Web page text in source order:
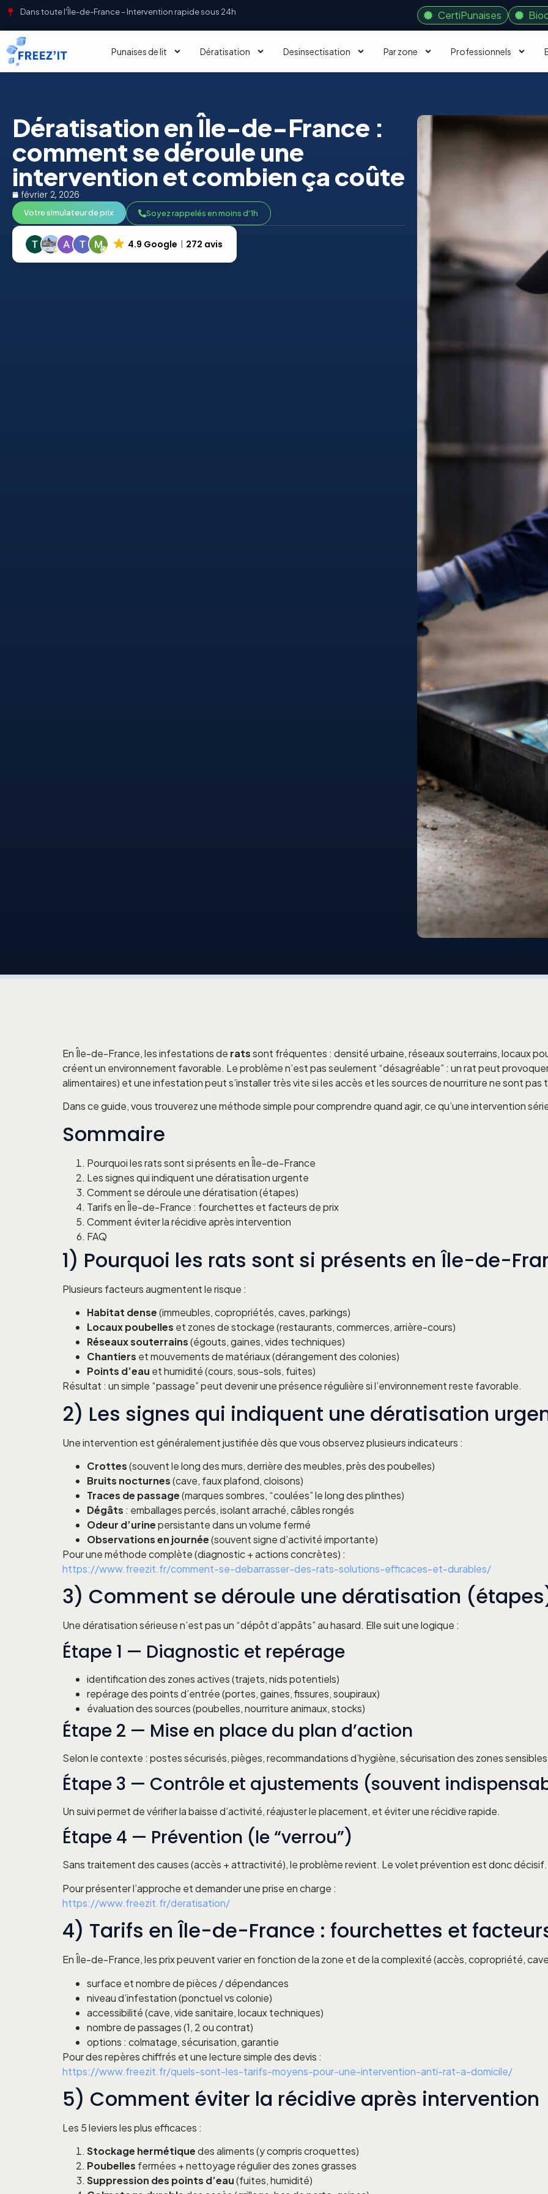
Dans toute l'Île-de-France – Intervention rapide sous 24h CertiPunaises
Punaises de lit Dératisation Desinsectisation Par zone Professionnels
Dératisation en Île-de-France :
comment se déroule une
intervention et combien ça coûte
février 2, 2026
Votre simulateur de prix Soyez rappelés en moins d'1h
4.9 Google 272 avis
En Île-de-France, les infestations de ratssont fréquentes : densité urbaine, réseaux souterrains, locaux
créent un environnement favorable. Le problème n’est pas seulement “désagréable” : un rat peut
alimentaires) et une infestation peut s’installer très vite si les accès et les sources de nourriture ne sont pas
Dans ce guide, vous trouverez une méthode simple pour comprendre quand agir, ce qu’une intervention
Sommaire
Pourquoi les rats sont si présents en Île-de-France
Les signes qui indiquent une dératisation urgente
Comment se déroule une dératisation (étapes)
Tarifs en Île-de-France : fourchettes et facteurs de prix
Comment éviter la récidive après intervention
FAQ
1) Pourquoi les rats sont si présents en Île-de-
Plusieurs facteurs augmentent le risque :
Habitat dense(immeubles, copropriétés, caves, parkings)
Locaux poubelles et zones de stockage (restaurants, commerces, arrière-cours)
Réseaux souterrains(égouts, gaines, vides techniques)
Chantiers et mouvements de matériaux (dérangement des colonies)
Points d’eau et humidité (cours, sous-sols, fuites)
Résultat : un simple “passage” peut devenir une présence régulière si l’environnement reste favorable.
2) Les signes qui indiquent une dératisation
Une intervention est généralement justifiée dès que vous observez plusieurs indicateurs :
Crottes(souvent le long des murs, derrière des meubles, près des poubelles)
Bruits nocturnes(cave, faux plafond, cloisons)
Traces de passage(marques sombres, “coulées” le long des plinthes)
Dégâts : emballages percés, isolant arraché, câbles rongés
Odeur d’urinepersistante dans un volume fermé
Observations en journée(souvent signe d’activité importante)
Pour une méthode complète (diagnostic + actions concrètes) :
https://www.freezit.fr/comment-se-debarrasser-des-rats-solutions-efficaces-et-durables/
3) Comment se déroule une dératisation
Une dératisation sérieuse n’est pas un “dépôt d’appâts” au hasard. Elle suit une logique :
Étape 1 — Diagnostic et repérage
identification des zones actives (trajets, nids potentiels)
repérage des points d’entrée (portes, gaines, fissures, soupiraux)
évaluation des sources (poubelles, nourriture animaux, stocks)
Étape 2 — Mise en place du plan d’action
Selon le contexte : postes sécurisés, pièges, recommandations d’hygiène, sécurisation des zones
Étape 3 — Contrôle et ajustements (souvent
Un suivi permet de vérifier la baisse d’activité, réajuster le placement, et éviter une récidive rapide.
Étape 4 — Prévention (le “verrou”)
Sans traitement des causes (accès + attractivité), le problème revient. Le volet prévention est donc décisif.
Pour présenter l’approche et demander une prise en charge :
https://www.freezit.fr/deratisation/
4) Tarifs en Île-de-France : fourchettes et
En Île-de-France, les prix peuvent varier en fonction de la zone et de la complexité (accès, copropriété,
surface et nombre de pièces / dépendances
niveau d’infestation (ponctuel vs colonie)
accessibilité (cave, vide sanitaire, locaux techniques)
nombre de passages (1, 2 ou contrat)
options : colmatage, sécurisation, garantie
Pour des repères chiffrés et une lecture simple des devis :
https://www.freezit.fr/quels-sont-les-tarifs-moyens-pour-une-intervention-anti-rat-a-domicile/
5) Comment éviter la récidive après intervention
Les 5 leviers les plus efficaces :
Stockage hermétiquedes aliments (y compris croquettes)
Poubelles fermées + nettoyage régulier des zones grasses
Suppression des points d’eau(fuites, humidité)